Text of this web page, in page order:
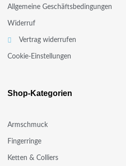
Allgemeine Geschäftsbedingungen
Widerruf
Vertrag widerrufen
Cookie-Einstellungen
Shop-Kategorien
Armschmuck
Fingerringe
Ketten & Colliers